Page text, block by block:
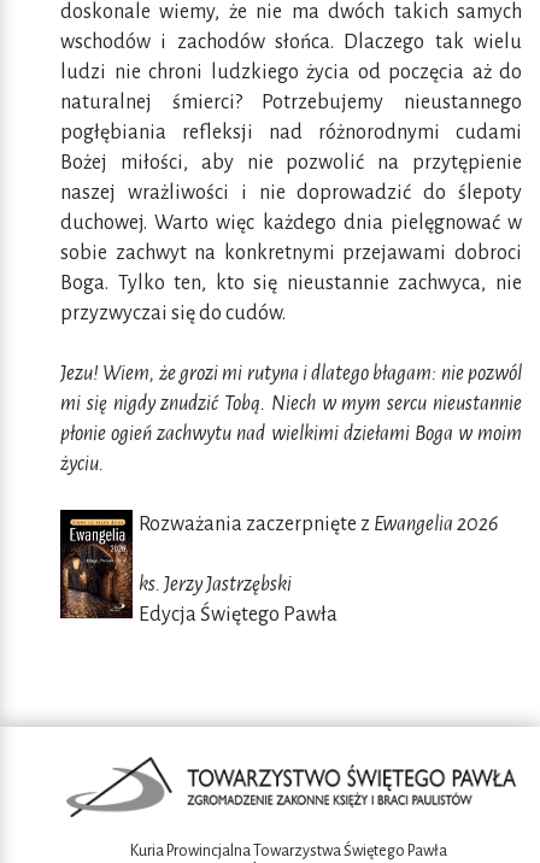
doskonale wiemy, że nie ma dwóch takich samych
wschodów i zachodów słońca. Dlaczego tak wielu
ludzi nie chroni ludzkiego życia od poczęcia aż do
naturalnej śmierci? Potrzebujemy nieustannego
pogłębiania refleksji nad różnorodnymi cudami
Bożej miłości, aby nie pozwolić na przytępienie
naszej wrażliwości i nie doprowadzić do ślepoty
duchowej. Warto więc każdego dnia pielęgnować w
sobie zachwyt na konkretnymi przejawami dobroci
Boga. Tylko ten, kto się nieustannie zachwyca, nie
przyzwyczai się do cudów.
Jezu! Wiem, że grozi mi rutyna i dlatego błagam: nie pozwól
mi się nigdy znudzić Tobą. Niech w mym sercu nieustannie
płonie ogień zachwytu nad wielkimi dziełami Boga w moim
życiu.
Rozważania zaczerpnięte z Ewangelia 2026
ks. Jerzy Jastrzębski
Edycja Świętego Pawła
Kuria Prowincjalna Towarzystwa Świętego Pawła